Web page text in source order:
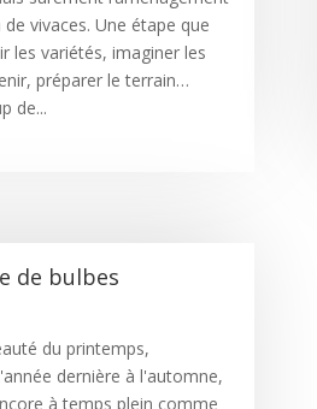
vivaces. Une étape que
les variétés, imaginer les
préparer le terrain…
de...
de bulbes
du printemps,
dernière à l'automne,
à temps plein comme